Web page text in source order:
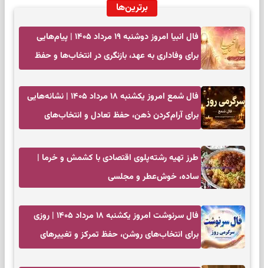
برترین‌ها
فال انبیا امروز دوشنبه ۱۹ مرداد ۱۴۰۵ | پیام‌هایی
برای وفاداری به عهد، بازنگری در انتخاب‌ها و حفظ
فال شمع امروز یکشنبه ۱۸ مرداد ۱۴۰۵ | نشانه‌هایی
برای آرام‌کردن ذهن، حفظ تعادل و انتخاب‌های
طرز تهیه رشته‌پلوی اقتصادی با کشمش و خرما |
ساده، خوش‌عطر و مجلسی
فال سرنوشت امروز یکشنبه ۱۸ مرداد ۱۴۰۵ | روزی
برای انتخاب‌های روشن، حفظ تمرکز و تغییرهای